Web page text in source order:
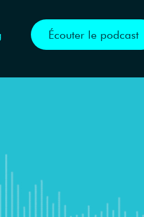
Écouter le podcast